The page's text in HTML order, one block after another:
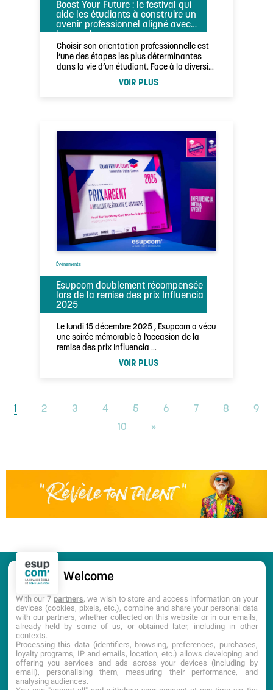
Boost Your Future : le festival qui
aide les étudiants à construire un
avenir professionnel aligné avec
leurs valeurs
Choisir son orientation professionnelle est
l’une des étapes les plus déterminantes
dans la vie d’un étudiant. Face à la diversité
VOIR PLUS
Évènements
Esupcom doublement récompensée
lors de la remise des prix Influencia
2025
Le lundi 15 décembre 2025 , Esupcom a vécu
une soirée mémorable à l’occasion de la
remise des prix Influencia …
VOIR PLUS
1 2 3 4 5 6 7 8
9
10
»
CANDIDATURE PORTES OUVERTES
DOCUMENTATION
Welcome
With our 7 partners, we wish to store and access information on your
devices (cookies, pixels, etc.), combine and share your personal data
with our partners, whether collected on this website or in our emails,
already held by some of us, or obtained later, including in other
contexts.
Processing this data (identifiers, browsing, preferences, purchases,
loyalty programs, IP and emails, location, etc.) allows developing and
offering you services and ads across your devices (including by
email), personalising them, measuring their performance, and
analysing audiences.